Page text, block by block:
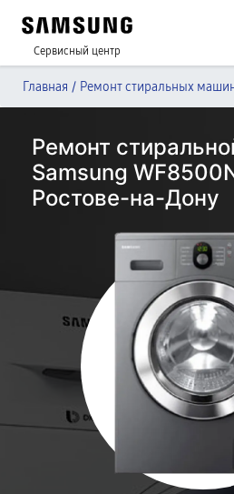
Сервисный центр
Главная / Ремонт стиральных
Ремонт
Samsung
Ростове-на-Дону